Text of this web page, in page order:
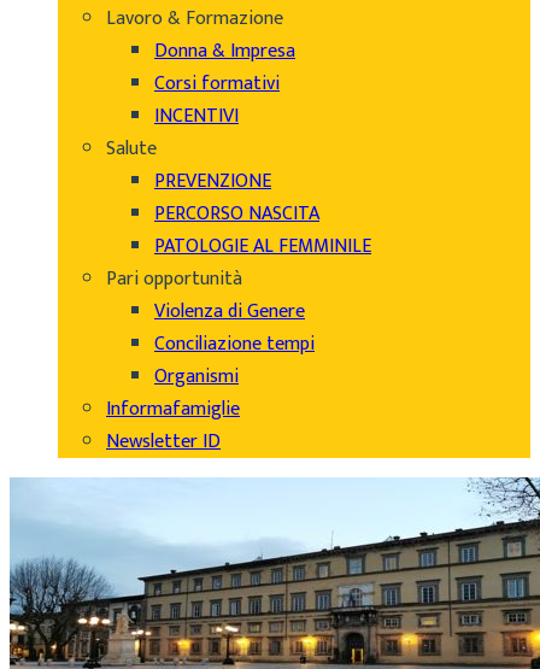
Lavoro & Formazione
Donna & Impresa
Corsi formativi
INCENTIVI
Salute
PREVENZIONE
PERCORSO NASCITA
PATOLOGIE AL FEMMINILE
Pari opportunità
Violenza di Genere
Conciliazione tempi
Organismi
Informafamiglie
Newsletter ID